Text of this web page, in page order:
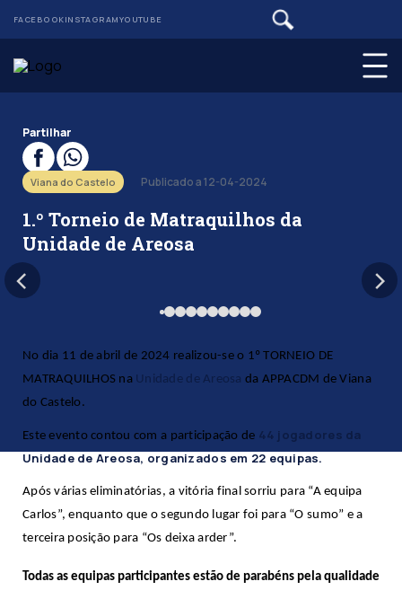
FACEBOOKINSTAGRAMYOUTUBE
Partilhar
Viana do Castelo Publicado a 12-04-2024
1.º Torneio de Matraquilhos da
Unidade de Areosa
No dia 11 de abril de 2024 realizou-se o 1º TORNEIO DE
MATRAQUILHOS na Unidade de Areosa da APPACDM de Viana
do Castelo.
Este evento contou com a participação de 44 jogadores da
Unidade de Areosa, organizados em 22 equipas.
Após várias eliminatórias, a vitória final sorriu para “A equipa
Carlos”, enquanto que o segundo lugar foi para “O sumo” e a
terceira posição para “Os deixa arder”.
Todas as equipas participantes estão de parabéns pela qualidade